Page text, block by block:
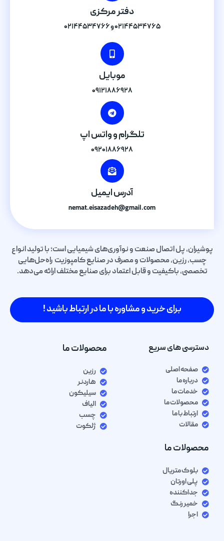
دفتر مرکزی
۰۲۱۴۴۵۳۴۷۶۵ و ۰۲۱۴۴۵۳۴۷۶۶
موبایل
۰۹۱۲۱۸۸۶۹۲۸
تلگرام و واتس اپ
۰۹۲۰۱۸۸۶۹۲۸
آدرس ایمیل
nemat.eisazadeh@gmail.com
پوشیران، پل اتصال صنعت و نوآوری‌های شیمیایی است؛ با تولید انواع
چسب، رزین، محصولات و مصرف در صنایع کامپوزیت راه‌حل‌هایی
تخصصی، باکیفیت و قابل اعتماد برای صنایع مختلف ارائه می‌دهد.
برای خرید و مشاوره با ما در ارتباط باشید !
دسترسی های سریع
صفحه اصلی
درباره ما
خدمات ما
محصولات ما
ارتباط با ما
مقالات
محصولات ما
رزین
هاردنر
سیلیکون
الیاف
چسب
ژلکوت
محصولات ما
بلوک متریال
پلی اورتان
جداکننده
خمیر رنگ
اجرا